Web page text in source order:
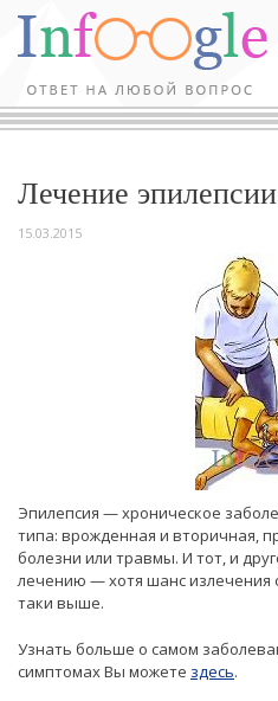
Лечение эпилепсии
15.03.2015
Эпилепсия — хроническое
типа: врожденная и вторичная,
болезни или травмы. И тот, и
лечению — хотя шанс излечения
таки выше.
Узнать больше о самом
симптомах Вы можете здесь.